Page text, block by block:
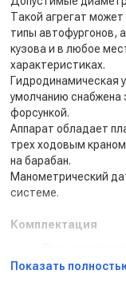
Такой агрегат
типы автофургонов,
кузова и в любое
характеристиках.
Гидродинамическая
умолчанию снабжена
форсункой.
Аппарат обладает
трех ходовым
на барабан.
Манометрический
системе.
Комплектация
Бензиновый
Показать